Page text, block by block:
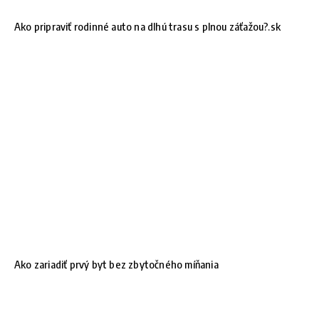
Ako pripraviť rodinné auto na dlhú trasu s plnou záťažou?.sk
Ako zariadiť prvý byt bez zbytočného míňania